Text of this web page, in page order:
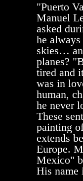
"Puerto
Manuel
asked
he
skies…
planes?
tired and
was in
human,
he never
These
painting
extends
Europe.
Mexico"
His name